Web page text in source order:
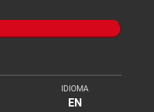
IDIOMA
EN